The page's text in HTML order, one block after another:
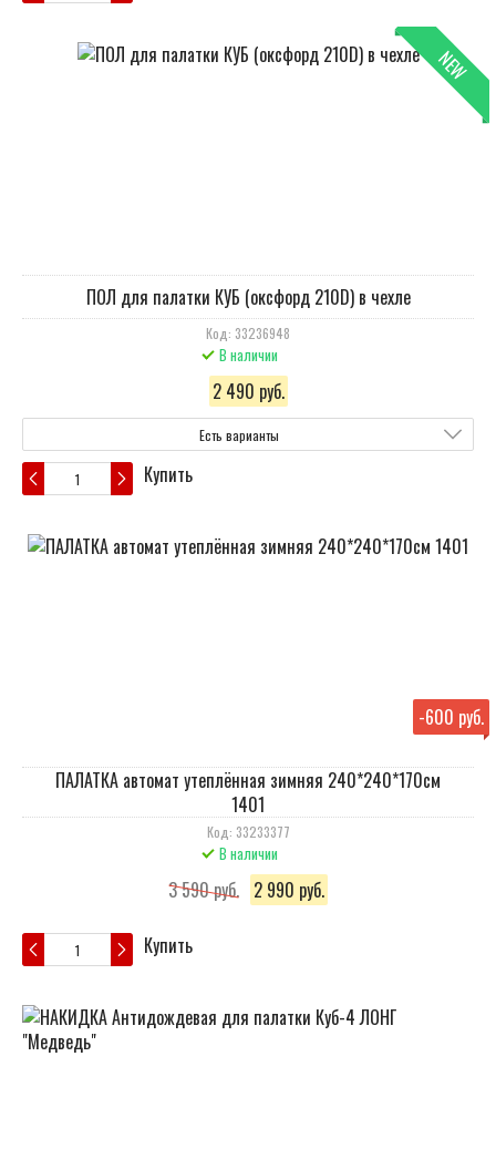
NEW
ПОЛ для палатки КУБ (оксфорд 210D) в чехле
Код: 33236948
В наличии
2 490 руб.
Есть варианты
Купить
-600 руб.
ПАЛАТКА автомат утеплённая зимняя 240*240*170см
1401
Код: 33233377
В наличии
3 590 руб. 2 990 руб.
Купить